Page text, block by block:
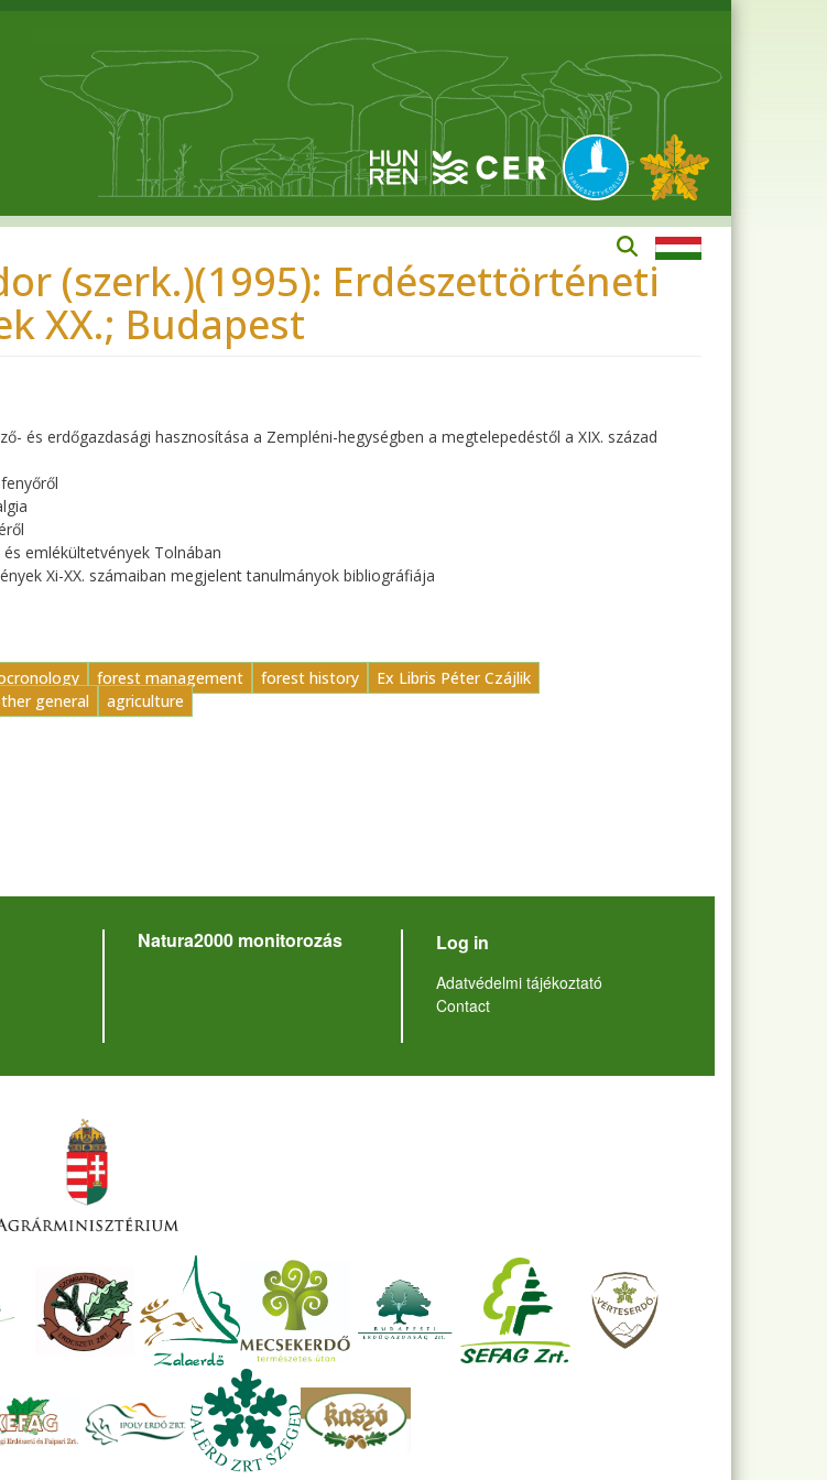
(szerk.)(1995): Erdészettörténeti
XX.; Budapest
és erdőgazdasági hasznosítása a Zempléni-hegységben a megtelepedéstől a XIX. század
emlékültetvények Tolnában
Xi-XX. számaiban megjelent tanulmányok bibliográfiája
forest management forest history
Ex Libris Péter Czájlik
general
agriculture
Natura2000 monitorozás User account menu
Log in
Lábléc
Adatvédelmi tájékoztató
Contact